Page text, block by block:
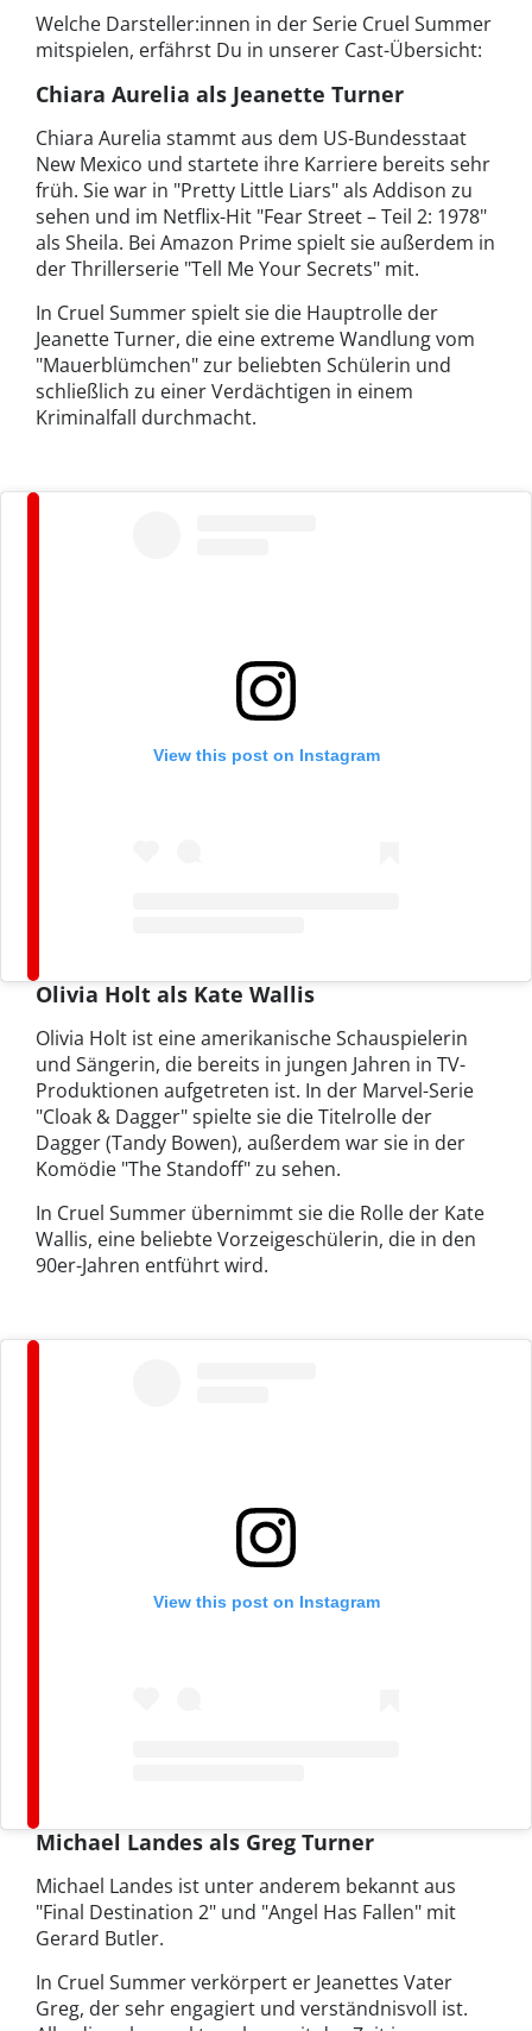
Welche Darsteller:innen in der Serie Cruel Summer
mitspielen, erfährst Du in unserer Cast-Übersicht:
Chiara Aurelia als Jeanette Turner
Chiara Aurelia stammt aus dem US-Bundesstaat
New Mexico und startete ihre Karriere bereits sehr
früh. Sie war in "Pretty Little Liars" als Addison zu
sehen und im Netflix-Hit "Fear Street – Teil 2: 1978"
als Sheila. Bei Amazon Prime spielt sie außerdem in
der Thrillerserie "Tell Me Your Secrets" mit.
In Cruel Summer spielt sie die Hauptrolle der
Jeanette Turner, die eine extreme Wandlung vom
"Mauerblümchen" zur beliebten Schülerin und
schließlich zu einer Verdächtigen in einem
Kriminalfall durchmacht.
View this post on Instagram
Olivia Holt als Kate Wallis
Olivia Holt ist eine amerikanische Schauspielerin
und Sängerin, die bereits in jungen Jahren in TV-
Produktionen aufgetreten ist. In der Marvel-Serie
"Cloak & Dagger" spielte sie die Titelrolle der
Dagger (Tandy Bowen), außerdem war sie in der
Komödie "The Standoff" zu sehen.
In Cruel Summer übernimmt sie die Rolle der Kate
Wallis, eine beliebte Vorzeigeschülerin, die in den
90er-Jahren entführt wird.
View this post on Instagram
Michael Landes als Greg Turner
Michael Landes ist unter anderem bekannt aus
"Final Destination 2" und "Angel Has Fallen" mit
Gerard Butler.
In Cruel Summer verkörpert er Jeanettes Vater
Greg, der sehr engagiert und verständnisvoll ist.